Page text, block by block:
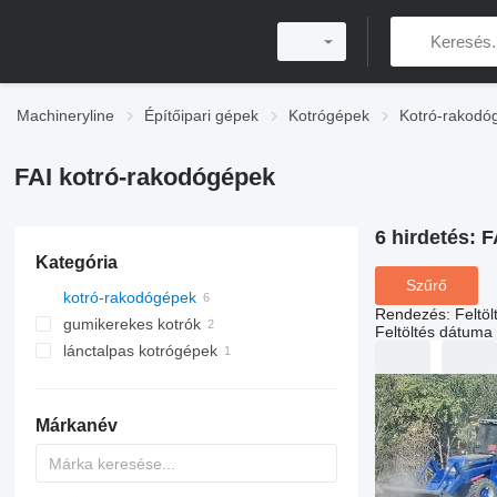
Machineryline Építőipari gépek Kotrógépek Kotró-
FAI kotró-rakodógépek
Kategória
kotró-rakodógépek
gumikerekes kotrók
lánctalpas kotrógépek
Márkanév
6 hirdetés:
Szűrő
Rendezés:
Feltöltés dátuma